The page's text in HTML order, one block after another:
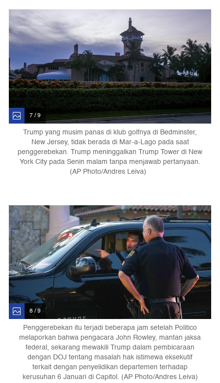
7 / 9
Trump yang musim panas di klub golfnya di Bedminster,
New Jersey, tidak berada di Mar-a-Lago pada saat
penggerebekan. Trump meninggalkan Trump Tower di New
York City pada Senin malam tanpa menjawab pertanyaan.
(AP Photo/Andres Leiva)
8 / 9
Penggerebekan itu terjadi beberapa jam setelah Politico
melaporkan bahwa pengacara John Rowley, mantan jaksa
federal, sekarang mewakili Trump dalam pembicaraan
dengan DOJ tentang masalah hak istimewa eksekutif
terkait dengan penyelidikan departemen terhadap
kerusuhan 6 Januari di Capitol. (AP Photo/Andres Leiva)